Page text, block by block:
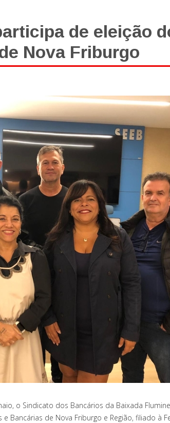
de eleição
Nova Friburgo
o Sindicato dos Bancários da Baixada
Bancárias de Nova Friburgo e Região, filiado à